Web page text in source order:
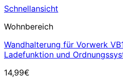
Schnellansicht
Wohnbereich
Wandhalterung für Vorwerk
Ladefunktion und
14,99€